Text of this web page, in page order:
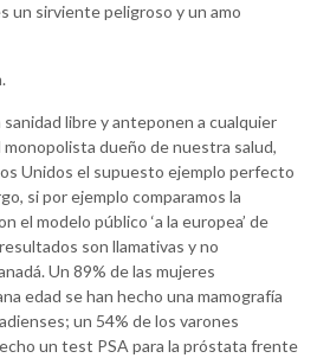
un sirviente peligroso y un amo
libre y anteponen a cualquier
dueño de nuestra salud,
Unidos el supuesto ejemplo perfecto
si por ejemplo comparamos la
el modelo público ‘a la europea’ de
son llamativas y no
Un 89% de las mujeres
edad se han hecho una mamografía
un 54% de los varones
un test PSA para la próstata frente